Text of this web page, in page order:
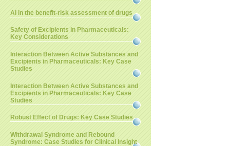
AI in the benefit-risk assessment of drugs
Safety of Excipients in Pharmaceuticals:
Key Considerations
Interaction Between Active Substances and
Excipients in Pharmaceuticals: Key Case
Studies
Interaction Between Active Substances and
Excipients in Pharmaceuticals: Key Case
Studies
Robust Effect of Drugs: Key Case Studies
Withdrawal Syndrome and Rebound
Syndrome: Case Studies for Clinical Insight